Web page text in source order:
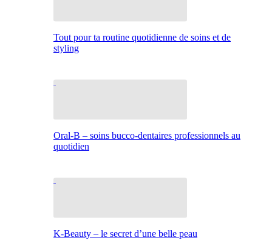
Tout pour ta routine quotidienne de soins et de
styling
Oral-B – soins bucco-dentaires professionnels au
quotidien
K-Beauty – le secret d’une belle peau